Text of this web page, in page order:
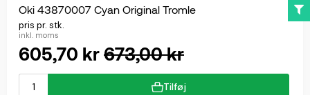
Oki 43870007 Cyan Original Tromle
pris pr. stk.
inkl. moms
605,70 kr673,00 kr
Tilføj